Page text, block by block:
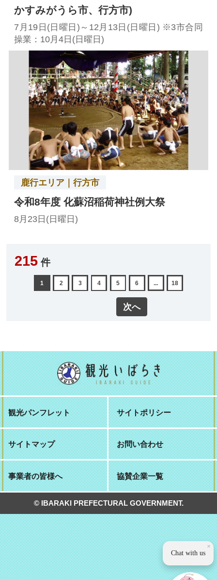
かすみがうら市、行方市)
7月19日(日曜日)～12月13日(日曜日) ※3市合同
操業：10月4日(日曜日)
鹿行エリア｜行方市
令和8年度 化蘇沼稲荷神社例大祭
8月23日(日曜日)
215 件
1 2 3 4 5 6 ... 18
次へ
観光パンフレット サイトポリシー
サイトマップ お問い合わせ
事業者の皆様へ 協賛企業一覧
© IBARAKI PREFECTURAL GOVERNMENT.
×
Chat with us